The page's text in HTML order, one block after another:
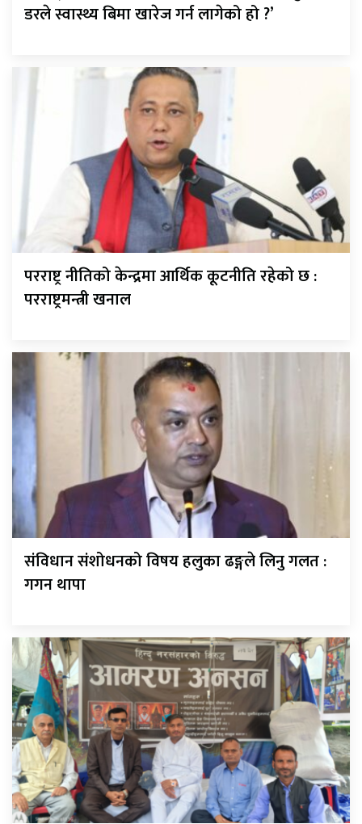
डरले स्वास्थ्य बिमा खारेज गर्न लागेको हो ?’
परराष्ट्र नीतिको केन्द्रमा आर्थिक कूटनीति रहेको छ :
परराष्ट्रमन्त्री खनाल
संविधान संशोधनको विषय हलुका ढङ्गले लिनु गलत :
गगन थापा